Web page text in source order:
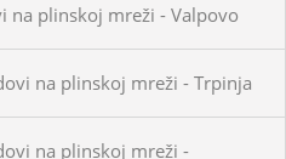
na plinskoj mreži - Valpovo
na plinskoj mreži - Trpinja
na plinskoj mreži -